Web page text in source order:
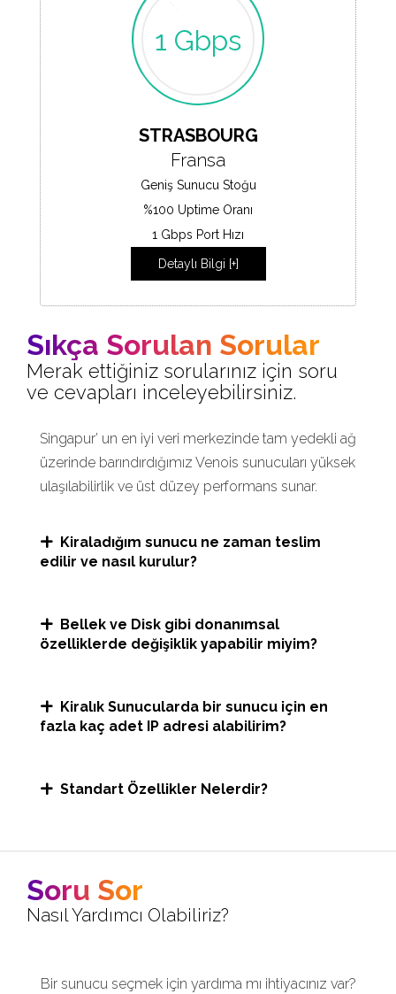
1 Gbps
STRASBOURG
Fransa
Geniş Sunucu Stoğu
%100 Uptime Oranı
1 Gbps Port Hızı
Detaylı Bilgi [+]
Sıkça Sorulan Sorular
Merak ettiğiniz sorularınız için soru
ve cevapları inceleyebilirsiniz.
Singapur’ un en iyi veri merkezinde tam yedekli ağ
üzerinde barındırdığımız Venois sunucuları yüksek
ulaşılabilirlik ve üst düzey performans sunar.
Kiraladığım sunucu ne zaman teslim
edilir ve nasıl kurulur?
Bellek ve Disk gibi donanımsal
özelliklerde değişiklik yapabilir miyim?
Kiralık Sunucularda bir sunucu için en
fazla kaç adet IP adresi alabilirim?
Standart Özellikler Nelerdir?
Soru Sor
Nasıl Yardımcı Olabiliriz?
Bir sunucu seçmek için yardıma mı ihtiyacınız var?